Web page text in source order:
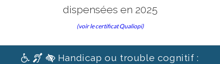
dispensées en 2025
(voir le certificat Qualiopi)
Handicap ou trouble cognitif :